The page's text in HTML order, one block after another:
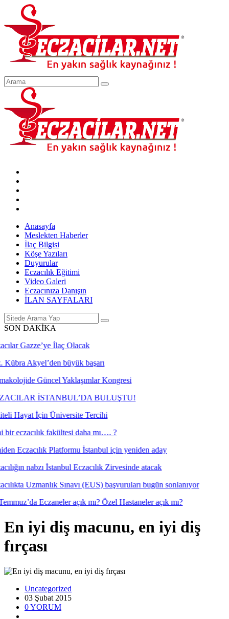
Anasayfa
Meslekten Haberler
İlaç Bilgisi
Köşe Yazıları
Duyurular
Eczacılık Eğitimi
Video Galeri
Eczacınıza Danışın
İLAN SAYFALARI
SON DAKİKA
En iyi diş macunu, en iyi diş
fırçası
Uncategorized
03 Şubat 2015
0YORUM